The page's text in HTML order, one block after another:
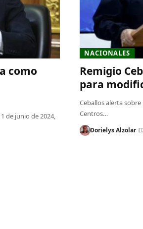
como
de junio de 2024,
NACIONALES
Remigio
para
Ceballos alerta
Centros…
Dorielys Alzolar